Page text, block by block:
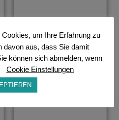
um Ihre Erfahrung zu
davon aus, dass Sie damit
können sich abmelden, wenn
Cookie Einstellungen